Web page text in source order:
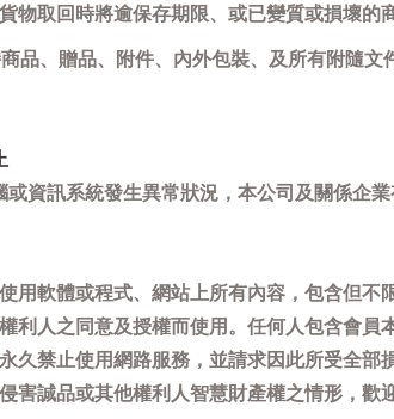
物取回時將逾保存期限、或已變質或損壞的
品、贈品、附件、內外包裝、及所有附隨
資訊系統發生異常狀況，本公司及關係企
用軟體或程式、網站上所有內容，包含但
利人之同意及授權而使用。任何人包含會
久禁止使用網路服務，並請求因此所受全部
害誠品或其他權利人智慧財產權之情形，歡